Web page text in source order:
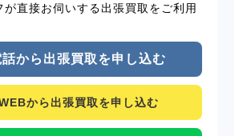
が直接お伺いする出張買取をご利用
話から出張買取を申し込む
から出張買取を申し込む